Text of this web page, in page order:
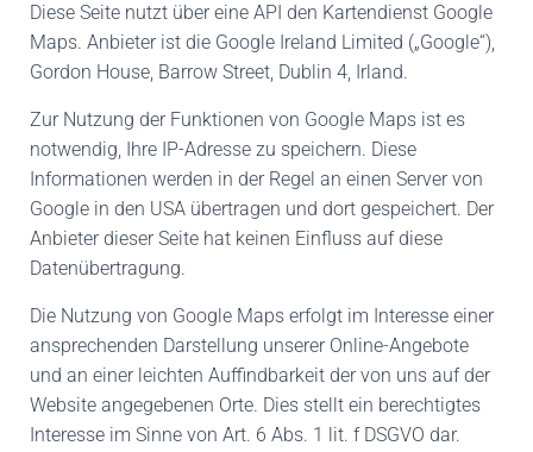
Diese Seite nutzt über eine API den Kartendienst Google
Maps. Anbieter ist die Google Ireland Limited („Google“),
Gordon House, Barrow Street, Dublin 4, Irland.
Zur Nutzung der Funktionen von Google Maps ist es
notwendig, Ihre IP-Adresse zu speichern. Diese
Informationen werden in der Regel an einen Server von
Google in den USA übertragen und dort gespeichert. Der
Anbieter dieser Seite hat keinen Einfluss auf diese
Datenübertragung.
Die Nutzung von Google Maps erfolgt im Interesse einer
ansprechenden Darstellung unserer Online-Angebote
und an einer leichten Auffindbarkeit der von uns auf der
Website angegebenen Orte. Dies stellt ein berechtigtes
Interesse im Sinne von Art. 6 Abs. 1 lit. f DSGVO dar.